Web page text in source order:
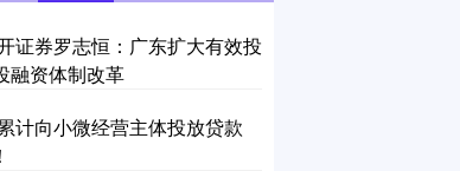
证券罗志恒：广东扩大有效投
融资体制改革
计向小微经营主体投放贷款